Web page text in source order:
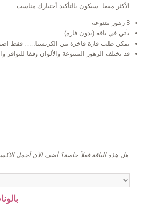
الأكثر مبيعا. سيكون بالتأكيد أختيارك مناسب.
8 زهور متنوعة
يأتي في باقة (بدون فازة)
يمكن طلب فازة فاخرة من الكريستال… فقط
قد تختلف الزهور المتنوعة والألوان وفقا للتوافر
!